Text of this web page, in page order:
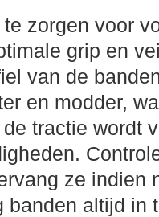
zorgen voor
grip en
van de
en modder,
tractie wordt
ze indien
banden altijd in